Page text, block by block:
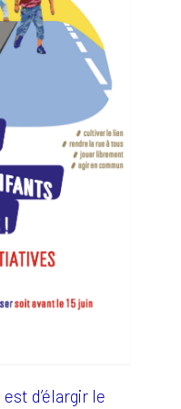
d’élargir le